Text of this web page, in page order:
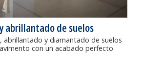
abrillantado de suelos
abrillantado y diamantado de suelos
con un acabado perfecto